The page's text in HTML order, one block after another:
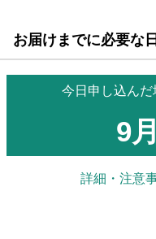
お届けまでに必要な
今日申し込ん
9
詳細・注意